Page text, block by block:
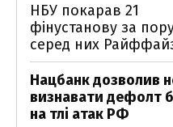
НБУ покарав 21
фінустанову за
серед них
Нацбанк дозволив
визнавати дефолт
на тлі атак РФ